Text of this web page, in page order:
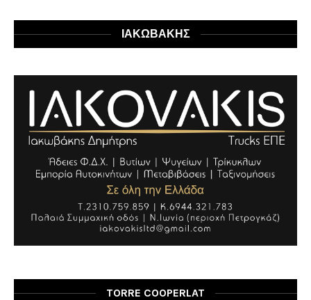
ΙΑΚΩΒΑΚΗΣ
TORRE COOPERLAT